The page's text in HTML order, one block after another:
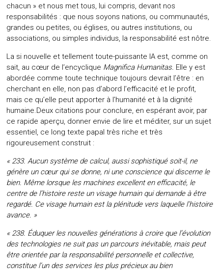
chacun » et nous met tous, lui compris, devant nos
responsabilités : que nous soyons nations, ou communautés,
grandes ou petites, ou églises, ou autres institutions, ou
associations, ou simples individus, la responsabilité est nôtre.
La si nouvelle et tellement toute-puissante IA est, comme on
sait, au cœur de l’encyclique Magnifica Humanitas. Elle y est
abordée comme toute technique toujours devrait l’être : en
cherchant en elle, non pas d’abord l’efficacité et le profit,
mais ce qu’elle peut apporter à l’humanité et à la dignité
humaine.Deux citations pour conclure, en espérant avoir, par
ce rapide aperçu, donner envie de lire et méditer, sur un sujet
essentiel, ce long texte papal très riche et très
rigoureusement construit :
« 233. Aucun système de calcul, aussi sophistiqué soit-il, ne
génère un cœur qui se donne, ni une conscience qui discerne le
bien. Même lorsque les machines excellent en efficacité, le
centre de l’histoire reste un visage humain qui demande à être
regardé. Ce visage humain est la plénitude vers laquelle l’histoire
avance. »
« 238. Éduquer les nouvelles générations à croire que l’évolution
des technologies ne suit pas un parcours inévitable, mais peut
être orientée par la responsabilité personnelle et collective,
constitue l’un des services les plus précieux au bien